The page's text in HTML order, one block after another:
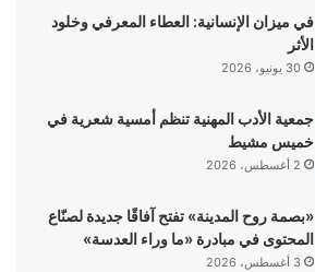
في ميزان الإنسانية: العطاء المعرفي وخلود
الأثر
30 يونيو، 2026
جمعية الأدب المهنية تنظم أمسية شعرية في
خميس مشيط
2 أغسطس، 2026
«بصمة روح المدينة» تفتح آفاقًا جديدة لصنّاع
المحتوى في مبادرة «ما وراء العدسة»
3 أغسطس، 2026